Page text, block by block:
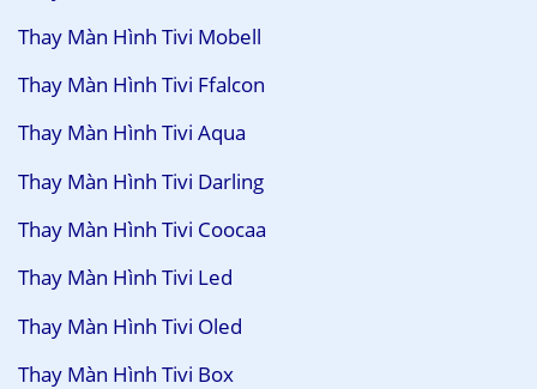
Thay Màn Hình Tivi Mobell
Thay Màn Hình Tivi Ffalcon
Thay Màn Hình Tivi Aqua
Thay Màn Hình Tivi Darling
Thay Màn Hình Tivi Coocaa
Thay Màn Hình Tivi Led
Thay Màn Hình Tivi Oled
Thay Màn Hình Tivi Box